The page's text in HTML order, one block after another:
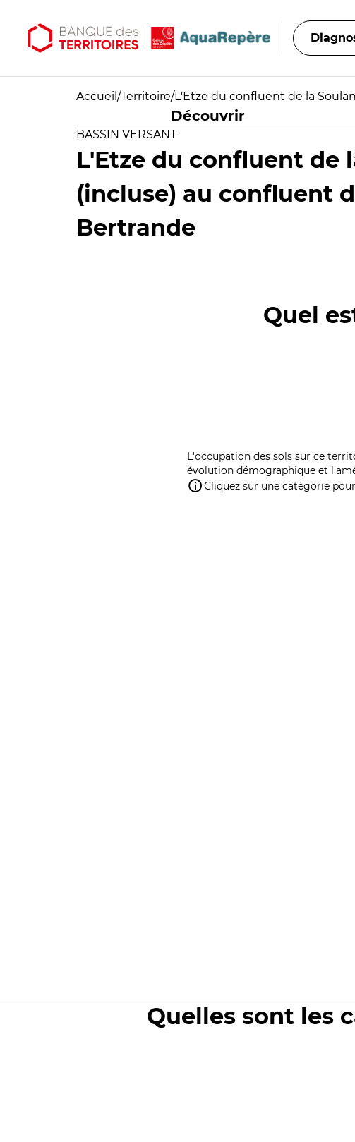
Accueil /Territoire/L'Etze du confluent de la
Découvrir
BASSIN VERSANT
L'Etze du confluent de
(incluse) au confluent
Bertrande
Quel
L'occupation des sols sur ce
évolution démographique et
Cliquez sur une catégorie
Quelles sont les